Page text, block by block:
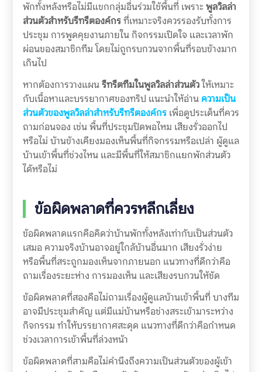
พักทั้งหลังหรือไม่มีแขกกลุ่มอื่นร่วมใช้พื้นที่ เพราะพูลวิลล่า
ส่วนตัวสำหรับรีทรีตองค์กรที่เหมาะจริงควรรองรับทั้งการ
ประชุม การพูดคุยงานภายใน กิจกรรมเปิดใจ และเวลาพัก
ผ่อนของสมาชิกทีม โดยไม่ถูกรบกวนจากพื้นที่รอบข้างมาก
เกินไป
หากต้องการวางแผนรีทรีตทีมในพูลวิลล่าส่วนตัวให้เหมาะ
กับเนื้อหาและบรรยากาศของทริป แนะนำให้อ่าน ความเป็น
ส่วนตัวของพูลวิลล่าสำหรับรีทรีตองค์กรเพื่อดูประเด็นที่ควร
ถามก่อนจอง เช่น พื้นที่ประชุมปิดพอไหม เสียงรั่วออกไป
หรือไม่ บ้านข้างเคียงมองเห็นพื้นที่กิจกรรมหรือเปล่า ผู้ดูแล
บ้านเข้าพื้นที่ช่วงไหน และมีพื้นที่ให้สมาชิกแยกพักส่วนตัว
ได้หรือไม่
ข้อผิดพลาดที่ควรหลีกเลี่ยง
ข้อผิดพลาดแรกคือคิดว่าบ้านพักทั้งหลังเท่ากับเป็นส่วนตัว
เสมอ ความจริงบ้านอาจอยู่ใกล้บ้านอื่นมาก เสียงรั่วง่าย
หรือพื้นที่สระถูกมองเห็นจากภายนอก แนวทางที่ดีกว่าคือ
ถามเรื่องระยะห่าง การมองเห็น และเสียงรบกวนให้ชัด
ข้อผิดพลาดที่สองคือไม่ถามเรื่องผู้ดูแลบ้านเข้าพื้นที่ บางทีม
อาจมีประชุมสำคัญ แต่มีแม่บ้านหรือช่างสระเข้ามาระหว่าง
กิจกรรม ทำให้บรรยากาศสะดุด แนวทางที่ดีกว่าคือกำหนด
ช่วงเวลาการเข้าพื้นที่ล่วงหน้า
ข้อผิดพลาดที่สามคือไม่คำนึงถึงความเป็นส่วนตัวของผู้เข้า